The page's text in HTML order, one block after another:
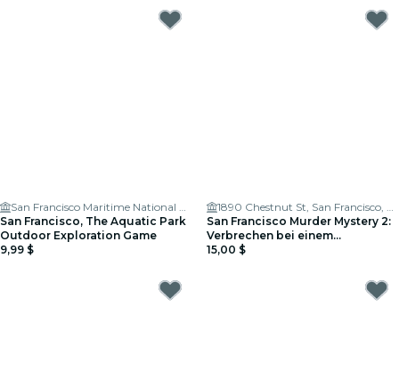
San Francisco Maritime National Historical Park
San Francisco, The Aquatic Park
Outdoor Exploration Game
9,99 $
1890 Chestnut St, San Francisco, CA 94123
San Francisco Murder Mystery 2:
Verbrechen bei einem
Dateabend!
15,00 $